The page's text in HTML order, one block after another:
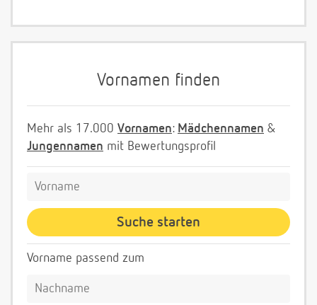
Vornamen finden
Mehr als 17.000 Vornamen: Mädchennamen &
Jungennamen mit Bewertungsprofil
Vorname passend zum